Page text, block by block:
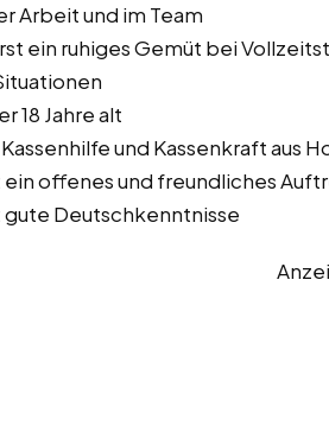
Arbeit und im Team
ein ruhiges Gemüt bei
18 Jahre alt
Kassenhilfe und Kassenkraft aus
ein offenes und freundliches
gute Deutschkenntnisse